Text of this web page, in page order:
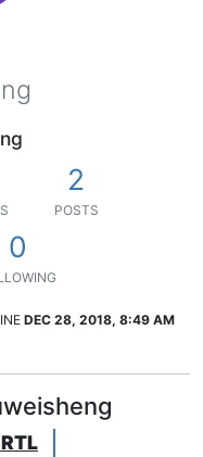
2
POSTS
0
DEC 28, 2018, 8:49 AM